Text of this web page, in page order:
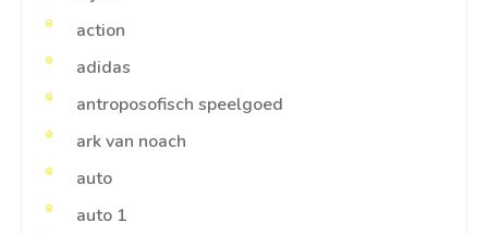
action
adidas
antroposofisch speelgoed
ark van noach
auto
auto 1